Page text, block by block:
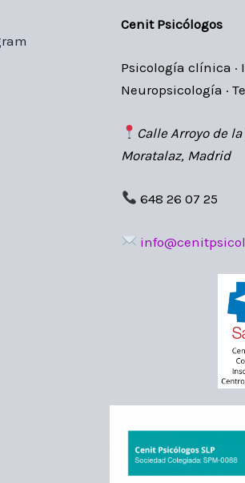
Cenit Psicólogos
Psicología clínica ·
Neuropsicología ·
Calle Arroyo de
Moratalaz, Madrid
648 26 07 25